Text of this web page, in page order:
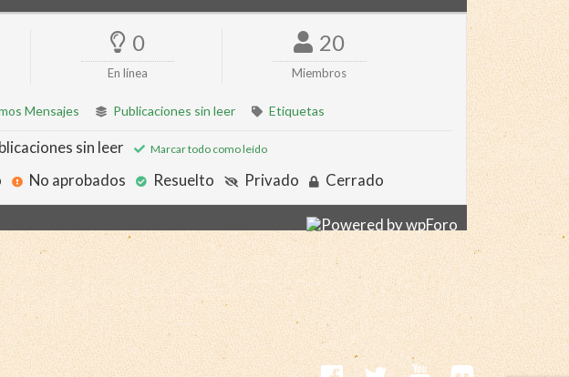
0
En línea
20
Miembros
Mensajes Publicaciones sin leer Etiquetas
sin leer Marcar todo como leído
No aprobados Resuelto Privado Cerrado